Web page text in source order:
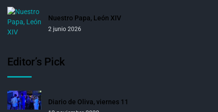
Nuestro Papa, León XIV
2 junio 2026
Editor’s Pick
Diario de Oliva, viernes 11